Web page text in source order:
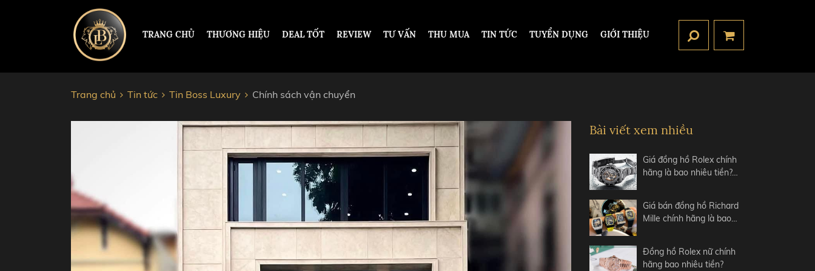
TRANG CHỦ THƯƠNG HIỆU
ĐỒNG HỒ HERMLE PAUL DESIGN
ROLEX
HUBLOT
CORUM AUDEMARS PIGUET
JACOB&CO CHOPARD
VACHERON CONSTANTIN
DƯỚI 200 TRIỆU VNĐ
TỪ 200 - 500 TRIỆU VNĐ
TỪ 500 TRIỆU - 1 TỶ VNĐ
TỪ 1 - 2 TỶ VNĐ
TỪ 2 TỶ - 5 TỶ VNĐ
DEAL TỐT REVIEW TƯ VẤN THU MUA TIN TỨC TUYỂN DỤNG GIỚI THIỆU
Trang chủ Tin tức Tin Boss Luxury Chính sách vận chuyển
Bài viết xem nhiều
Giá đồng hồ Rolex chính
hãng là bao nhiêu tiền?…
Giá bán đồng hồ Richard
Mille chính hãng là bao…
Đồng hồ Rolex nữ chính
hãng bao nhiêu tiền?